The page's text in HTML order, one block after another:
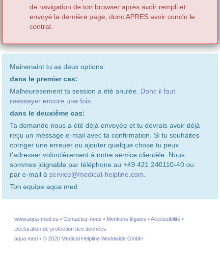
de navigation de ton browser après avoir rempli et
envoyé la dernière page, donc APRES avoir conclu le
contrat.
Mainenaint tu as deux options:
dans le premier cas:
Malheuresement ta session a été anulée. Donc il faut
reessayer encore une fois.
dans le deuxième cas:
Ta demande nous a été déjà envoyée et tu devrais avoir déjà
reçu un message e-mail avec ta confirmation. Si tu souhaites
corriger une erreuer ou ajouter quelque chose tu peux
t'adresser volontièrement à notre service clientèle. Nous
sommes joignable par téléphone au +49 421 240110-40 ou
par e-mail à service@medical-helpline.com.
Ton equipe aqua med
www.aqua-med.eu • Contactez-nous • Mentions légales •Accessibilité •
Déclaration de protection des données
aqua med • © 2020 Medical Helpline Worldwide GmbH